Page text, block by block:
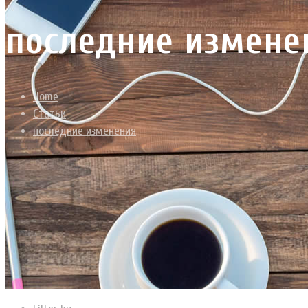
последние
Home
Статьи
последние изменения